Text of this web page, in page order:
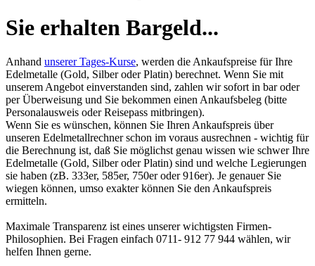
Sie erhalten Bargeld...
Anhand unserer Tages-Kurse, werden die Ankaufspreise für Ihre
Edelmetalle (Gold, Silber oder Platin) berechnet. Wenn Sie mit
unserem Angebot einverstanden sind, zahlen wir sofort in bar oder
per Überweisung und Sie bekommen einen Ankaufsbeleg (bitte
Personalausweis oder Reisepass mitbringen).
Wenn Sie es wünschen, können Sie Ihren Ankaufspreis über
unseren Edelmetallrechnerschon im voraus ausrechnen - wichtig für
die Berechnung ist, daß Sie möglichst genau wissen wie schwer Ihre
Edelmetalle (Gold, Silber oder Platin) sind und welche Legierungen
sie haben (zB. 333er, 585er, 750er oder 916er). Je genauer Sie
wiegen können, umso exakter können Sie den Ankaufspreis
ermitteln.
Maximale Transparenz ist eines unserer wichtigsten Firmen-
Philosophien. Bei Fragen einfach 0711- 912 77 944 wählen, wir
helfen Ihnen gerne.